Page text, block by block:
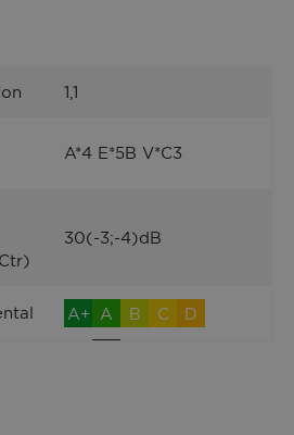
1,1
A*4 E*5B V*C3
30(-3;-4)dB
A+ A B C D